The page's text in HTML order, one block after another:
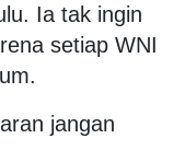
Ia tak ingin
setiap WNI
jangan